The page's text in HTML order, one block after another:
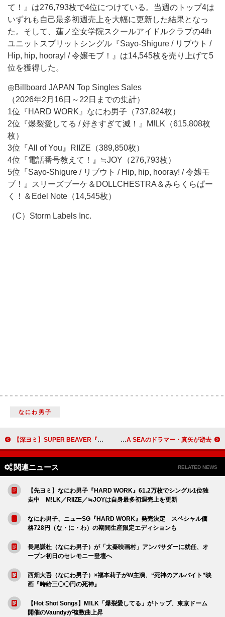
て！』は276,793枚で4位につけている。当週のトップ4は
いずれも自己最多初週売上を大幅に更新した結果となっ
た。そして、蓮ノ空女学院スクールアイドルクラブの4th
ユニットスプリットシングル『Sayo-Shigure / リブウト /
Hip, hip, hooray! / 令嬢モブ！』は14,545枚を売り上げて5
位を獲得した。
◎Billboard JAPAN Top Singles Sales
（2026年2月16日～22日までの集計）
1位『HARD WORK』なにわ男子（737,824枚）
2位『爆裂愛してる / 好きすぎて滅！』M!LK（615,808枚
枚）
3位『All of You』RIIZE（389,850枚）
4位『電話番号教えて！』≒JOY（276,793枚）
5位『Sayo-Shigure / リブウト / Hip, hip, hooray! / 令嬢モ
ブ！』スリーズブーケ＆DOLLCHESTRA＆みらくらぱー
く！＆Edel Note（14,545枚）
（C）Storm Labels Inc.
なにわ男子
【深ヨミ】SUPER BEAVER『燦然 / 生きがい』の初週地域別販売動向を過去作と比較調査 LUNA SEAのドラマー・真矢が逝去
関連ニュース RELATED NEWS
【先ヨミ】なにわ男子『HARD WORK』61.2万枚でシングル1位独
走中 M!LK／RIIZE／≒JOYは自身最多初週売上を更新
なにわ男子、ニューSG『HARD WORK』発売決定 スペシャル価
格728円（な・に・わ）の期間生産限定エディションも
長尾謙杜（なにわ男子）が「太秦映画村」アンバサダーに就任、オ
ープン初日のセレモニー登壇へ
西畑大吾（なにわ男子）×福本莉子がW主演、“死神のアルバイト”映
画『時給三〇〇円の死神』
【Hot Shot Songs】M!LK「爆裂愛してる」がトップ、東京ドーム
開催のVaundyが複数曲上昇